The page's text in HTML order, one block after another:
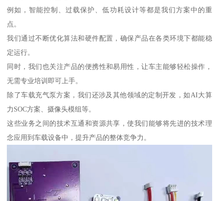
例如，智能控制、过载保护、低功耗设计等都是我们方案中的重
点。
我们通过不断优化算法和硬件配置，确保产品在各类环境下都能稳
定运行。
同时，我们也关注产品的便携性和易用性，让车主能够轻松操作，
无需专业培训即可上手。
除了车载充气泵方案，我们还涉及其他领域的定制开发，如AI大算
力SOC方案、摄像头模组等。
这些业务之间的技术互通和资源共享，使我们能够将先进的技术理
念应用到车载设备中，提升产品的整体竞争力。